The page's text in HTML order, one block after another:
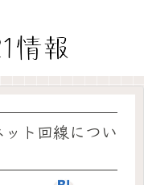
ト回線につい